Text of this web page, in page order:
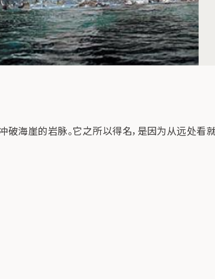
海崖的岩脉。它之所以得名，是因为从远处看